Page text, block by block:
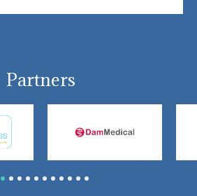
Partners
6 7 8 9 1011 12